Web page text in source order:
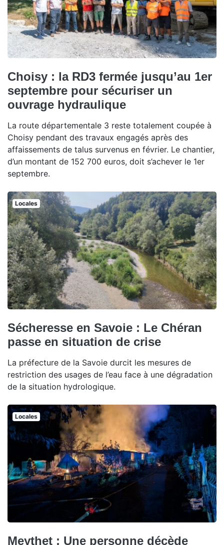
Choisy : la RD3 fermée jusqu’au 1er
septembre pour sécuriser un
ouvrage hydraulique
La route départementale 3 reste totalement coupée à
Choisy pendant des travaux engagés après des
affaissements de talus survenus en février. Le chantier,
d’un montant de 152 700 euros, doit s’achever le 1er
septembre.
Locales
Sécheresse en Savoie : Le Chéran
passe en situation de crise
La préfecture de la Savoie durcit les mesures de
restriction des usages de l’eau face à une dégradation
de la situation hydrologique.
Locales
Meythet : Une personne décède